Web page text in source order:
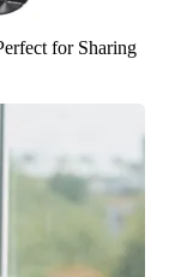
for Sharing